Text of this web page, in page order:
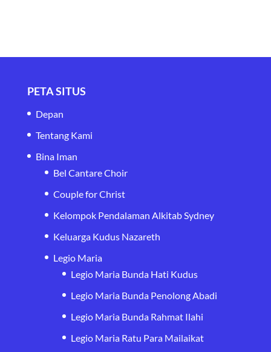
PETA SITUS
Depan
Tentang Kami
Bina Iman
Bel Cantare Choir
Couple for Christ
Kelompok Pendalaman Alkitab Sydney
Keluarga Kudus Nazareth
Legio Maria
Legio Maria Bunda Hati Kudus
Legio Maria Bunda Penolong Abadi
Legio Maria Bunda Rahmat Ilahi
Legio Maria Ratu Para Mailaikat